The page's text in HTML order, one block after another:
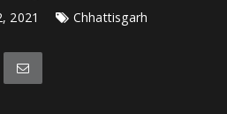
2021 Chhattisgarh